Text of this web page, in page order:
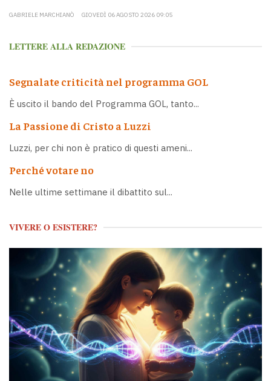
GABRIELE MARCHIANÒ GIOVEDÌ 06 AGOSTO 2026 09:05
LETTERE ALLA REDAZIONE
Segnalate criticità nel programma GOL
È uscito il bando del Programma GOL, tanto...
La Passione di Cristo a Luzzi
Luzzi, per chi non è pratico di questi ameni...
Perché votare no
Nelle ultime settimane il dibattito sul...
VIVERE O ESISTERE?